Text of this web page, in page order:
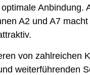
Anbindung.
A2 und A7
von zahlreichen
weiterführenden